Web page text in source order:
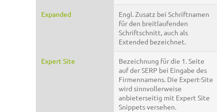
Expanded
Engl. Zusatz bei Schriftnamen
für den breitlaufenden
Schriftschnitt, auch als
Extended bezeichnet.
Expert Site
Bezeichnung für die 1. Seite
auf der SERP bei Eingabe des
Firmennamens. Die Expert-Site
wird sinnvollerweise
anbieterseitig mit Expert Site
Snippets versehen.